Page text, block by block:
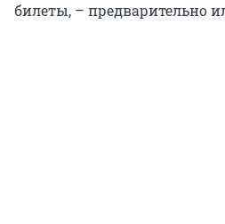
билеты, – предварительно